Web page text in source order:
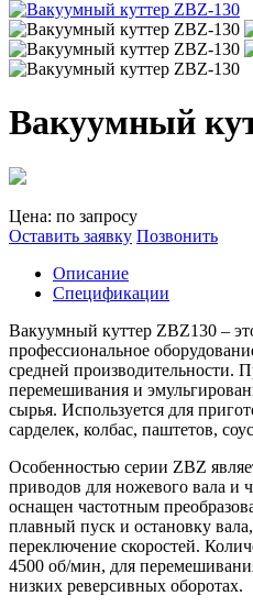
Вакуумный
Цена: по запросу
Оставить заявку Позвонить
Описание
Спецификации
Вакуумный куттер ZBZ130 –
профессиональное
средней производительности.
перемешивания и
сырья. Используется для
сарделек, колбас, паштетов,
Особенностью серии ZBZ
приводов для ножевого вала и
оснащен частотным
плавный пуск и остановку
переключение скоростей.
4500 об/мин, для
низких реверсивных оборотах.